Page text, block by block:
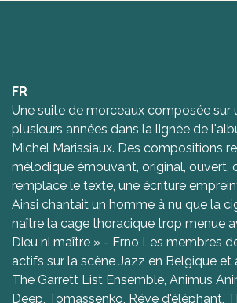
FR
Une suite de morceaux composée sur
plusieurs années dans la lignée de
Michel Marissiaux. Des compositions
mélodique émouvant, original, ouvert,
remplace le texte, une écriture
Ainsi chantait un homme à nu que la
naître la cage thoracique trop menue
Dieu ni maître » - Erno Les membres
actifs sur la scène Jazz en Belgique et
The Garrett List Ensemble, Animus
Deep, Tomassenko, Rêve d'éléphant,